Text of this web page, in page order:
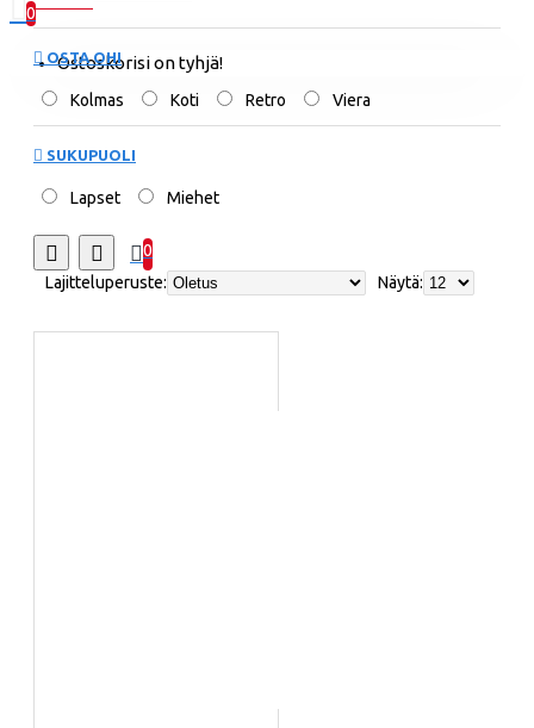
0
Ostoskorisi on tyhjä!
OSTA OHI
Kolmas Koti Retro Viera
SUKUPUOLI
Lapset Miehet
0
Lajitteluperuste:
Näytä: